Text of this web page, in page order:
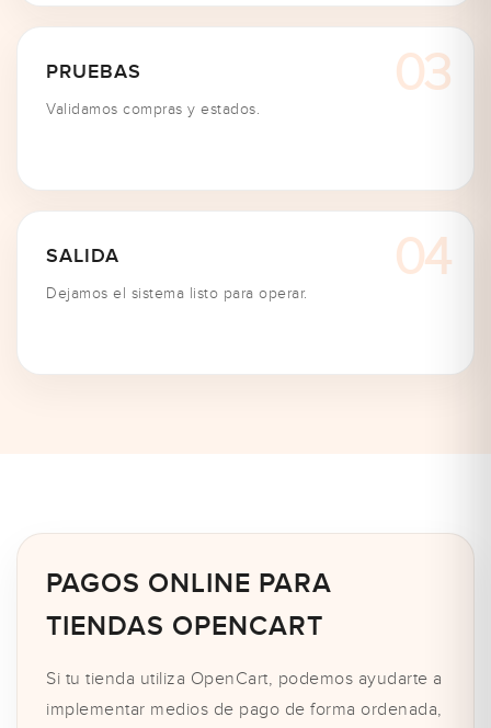
PRUEBAS
Validamos compras y estados.
SALIDA
Dejamos el sistema listo para operar.
PAGOS ONLINE PARA
TIENDAS OPENCART
Si tu tienda utiliza OpenCart, podemos ayudarte a
implementar medios de pago de forma ordenada,